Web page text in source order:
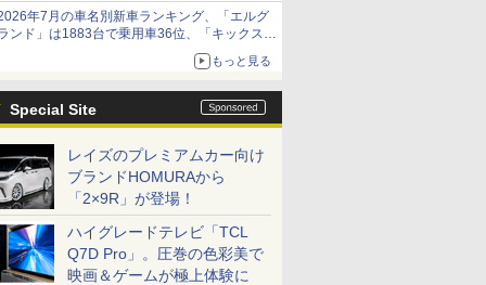
年7月の車名別新車ランキング、「エルグ
ンド」は1883台で乗用車36位、「キックス」
もっと見る
Special Site
レイズのプレミアムカー向け
ブランドHOMURAから
「2×9R」が登場！
ハイグレードテレビ「TCL
Q7D Pro」。圧巻の色彩美で
映画＆ゲームが極上体験に